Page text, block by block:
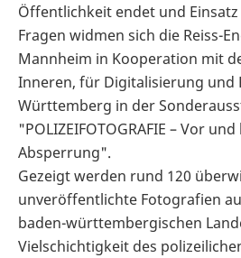
Öffentlichkeit endet und
Fragen widmen sich die Reiss-
Mannheim in Kooperation mit
Inneren, für Digitalisierung und
Württemberg in der
"POLIZEIFOTOGRAFIE – Vor
Absperrung".
Gezeigt werden rund 120
unveröffentlichte Fotografien
baden-württembergischen
Vielschichtigkeit des